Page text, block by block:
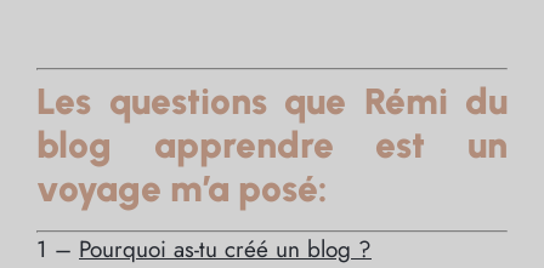
Les questions que Rémi du
blog apprendre est un
voyage m’a posé:
1 – Pourquoi as-tu créé un blog ?